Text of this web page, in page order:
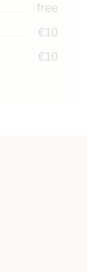
free
€10
€10